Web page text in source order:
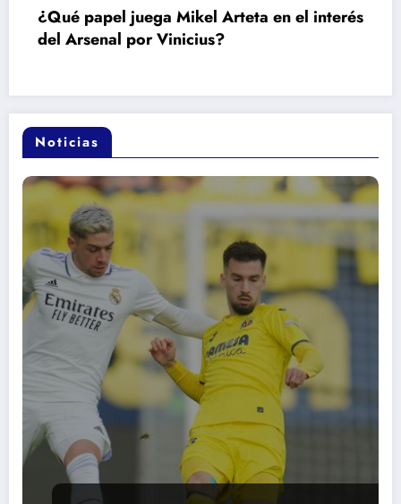
¿Qué papel juega Mikel Arteta en el interés
del Arsenal por Vinicius?
Noticias